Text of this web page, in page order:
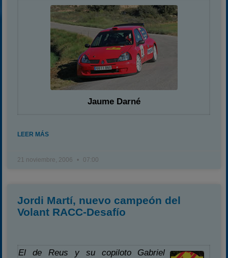
Jaume Darné
LEER MÁS
21 noviembre, 2006 07:00
Jordi Martí, nuevo campeón del
Volant RACC-Desafío
El de Reus y su copiloto Gabriel